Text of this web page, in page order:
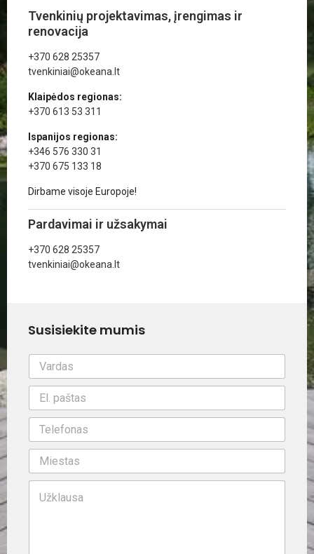
Tvenkinių projektavimas, įrengimas ir
renovacija
+370 628 25357
tvenkiniai@okeana.lt
Klaipėdos regionas:
+370 613 53 311
Ispanijos regionas:
+346 576 330 31
+370 675 133 18
Dirbame visoje Europoje!
Pardavimai ir užsakymai
+370 628 25357
tvenkiniai@okeana.lt
Susisiekite mumis